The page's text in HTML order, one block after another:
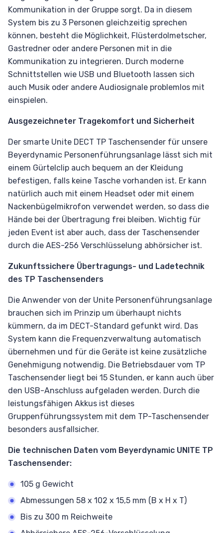
Kommunikation in der Gruppe sorgt. Da in diesem
System bis zu 3 Personen gleichzeitig sprechen
können, besteht die Möglichkeit, Flüsterdolmetscher,
Gastredner oder andere Personen mit in die
Kommunikation zu integrieren. Durch moderne
Schnittstellen wie USB und Bluetooth lassen sich
auch Musik oder andere Audiosignale problemlos mit
einspielen.
Ausgezeichneter Tragekomfort und Sicherheit
Der smarte Unite DECT TP Taschensender für unsere
Beyerdynamic Personenführungsanlage lässt sich mit
einem Gürtelclip auch bequem an der Kleidung
befestigen, falls keine Tasche vorhanden ist. Er kann
natürlich auch mit einem Headset oder mit einem
Nackenbügelmikrofon verwendet werden, so dass die
Hände bei der Übertragung frei bleiben. Wichtig für
jeden Event ist aber auch, dass der Taschensender
durch die AES-256 Verschlüsselung abhörsicher ist.
Zukunftssichere Übertragungs- und Ladetechnik
des TP Taschensenders
Die Anwender von der Unite Personenführungsanlage
brauchen sich im Prinzip um überhaupt nichts
kümmern, da im DECT-Standard gefunkt wird. Das
System kann die Frequenzverwaltung automatisch
übernehmen und für die Geräte ist keine zusätzliche
Genehmigung notwendig. Die Betriebsdauer vom TP
Taschensender liegt bei 15 Stunden, er kann auch über
den USB-Anschluss aufgeladen werden. Durch die
leistungsfähigen Akkus ist dieses
Gruppenführungssystem mit dem TP-Taschensender
besonders ausfallsicher.
Die technischen Daten vom Beyerdynamic UNITE TP
Taschensender:
105 g Gewicht
Abmessungen 58 x 102 x 15,5 mm (B x H x T)
Bis zu 300 m Reichweite